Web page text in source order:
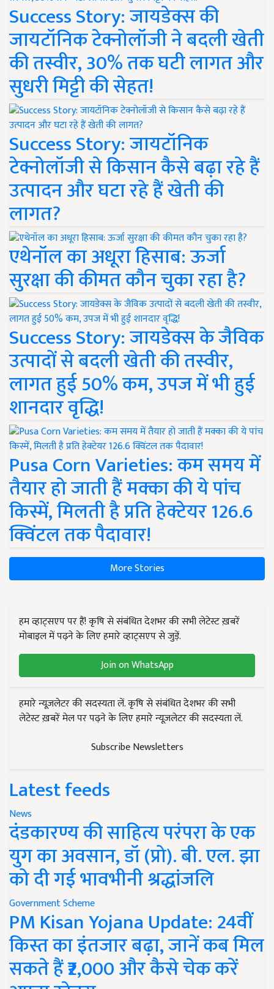
Success Story: जायडेक्स की
जायटॉनिक टेक्नोलॉजी ने बदली खेती
की तस्वीर, 30% तक घटी लागत और
सुधरी मिट्टी की सेहत!
Success Story: जायटॉनिक
टेक्नोलॉजी से किसान कैसे बढ़ा रहे हैं
उत्पादन और घटा रहे हैं खेती की
लागत?
एथेनॉल का अधूरा हिसाब: ऊर्जा
सुरक्षा की कीमत कौन चुका रहा है?
Success Story: जायडेक्स के जैविक
उत्पादों से बदली खेती की तस्वीर,
लागत हुई 50% कम, उपज में भी हुई
शानदार वृद्धि!
Pusa Corn Varieties: कम समय में
तैयार हो जाती हैं मक्का की ये पांच
किस्में, मिलती है प्रति हेक्टेयर 126.6
क्विंटल तक पैदावार!
More Stories
हम व्हाट्सएप पर हैं! कृषि से संबंधित देशभर की सभी लेटेस्ट ख़बरें
मोबाइल में पढ़ने के लिए हमारे व्हाट्सएप से जुड़ें.
Join on WhatsApp
हमारे न्यूज़लेटर की सदस्यता लें. कृषि से संबंधित देशभर की सभी
लेटेस्ट ख़बरें मेल पर पढ़ने के लिए हमारे न्यूज़लेटर की सदस्यता लें.
Subscribe Newsletters
Latest feeds
News
दंडकारण्य की साहित्य परंपरा के एक
युग का अवसान, डॉ (प्रो). बी. एल. झा
को दी गई भावभीनी श्रद्धांजलि
Government Scheme
PM Kisan Yojana Update: 24वीं
किस्त का इंतजार बढ़ा, जानें कब मिल
सकते हैं ₹2,000 और कैसे चेक करें